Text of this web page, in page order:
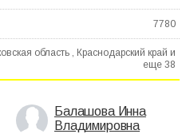
7780
область , Краснодарский край и
еще 38
Балашова Инна
Владимировна